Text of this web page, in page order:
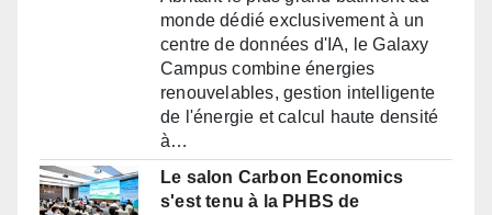
monde dédié exclusivement à un
centre de données d'IA, le Galaxy
Campus combine énergies
renouvelables, gestion intelligente
de l'énergie et calcul haute densité
à…
Le salon Carbon Economics
s'est tenu à la PHBS de